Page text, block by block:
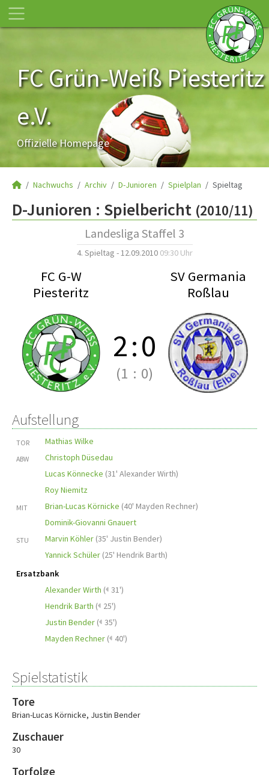
FC Grün-Weiß Piesteritz
e.V.
Offizielle Homepage
Nachwuchs Archiv D-Junioren Spielplan Spieltag
D-Junioren : Spielbericht (2010/11)
Landesliga Staffel 3
4. Spieltag - 12.09.2010 09:30 Uhr
FC G-W
Piesteritz
SV Germania
Roßlau
2:0
(1 : 0)
Aufstellung
TOR Mathias Wilke
ABW
Christoph Düsedau
Lucas Könnecke (31' Alexander Wirth)
Roy Niemitz
MIT Brian-Lucas Körnicke (40' Mayden Rechner)
Dominik-Giovanni Gnauert
STU Marvin Köhler (35' Justin Bender)
Yannick Schüler (25' Hendrik Barth)
Ersatzbank
Alexander Wirth ( 31')
Hendrik Barth ( 25')
Justin Bender ( 35')
Mayden Rechner ( 40')
Spielstatistik
Tore
Brian-Lucas Körnicke, Justin Bender
Zuschauer
30
Torfolge